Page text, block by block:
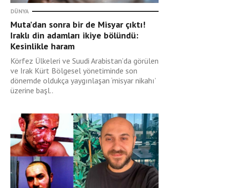
DÜNYA
Muta’dan sonra bir de Misyar çıktı!
Iraklı din adamları ikiye bölündü:
Kesinlikle haram
Körfez Ülkeleri ve Suudi Arabistan’da görülen
ve Irak Kürt Bölgesel yönetiminde son
dönemde oldukça yaygınlaşan ‘misyar nikahı’
üzerine başl..